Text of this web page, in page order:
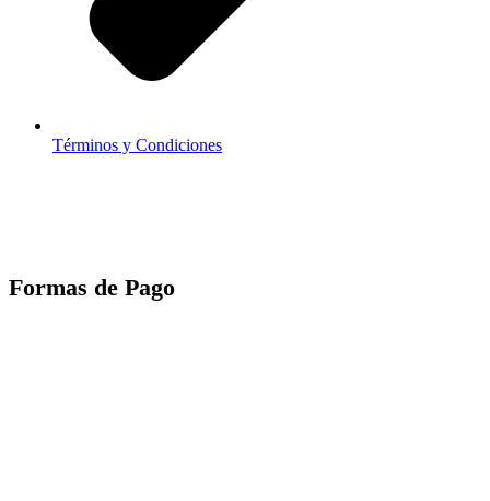
Términos y Condiciones
Formas de Pago